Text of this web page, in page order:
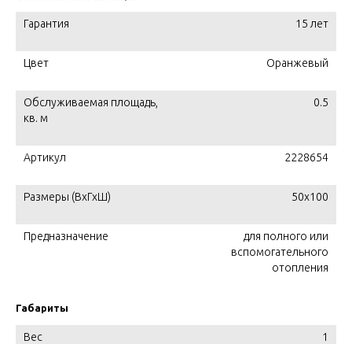
Гарантия 15 лет
Цвет Оранжевый
Обслуживаемая площадь,
кв. м
0.5
Артикул 2228654
Размеры (ВхГхШ) 50х100
Предназначение
для полного или
вспомогательного
отопления
Габариты
Вес 1